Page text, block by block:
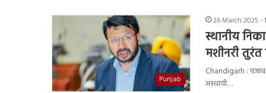
Punjab
26 March 2025 -
स्थानीय
मशीनरी तुरंत
Chandigarh : पंजाब
अस्थायी…